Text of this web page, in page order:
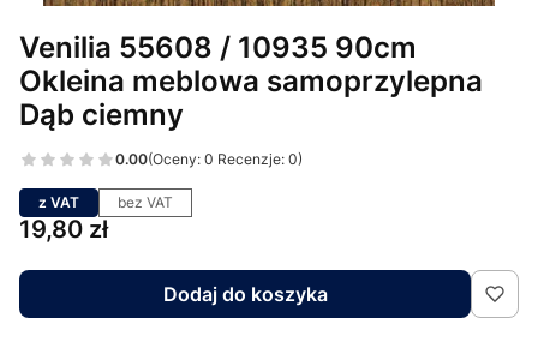
Venilia 55608 / 10935 90cm
Okleina meblowa samoprzylepna
Dąb ciemny
0.00(Oceny: 0 Recenzje: 0)
z VAT bez VAT
Cena
19,80 zł
Dodaj do koszyka